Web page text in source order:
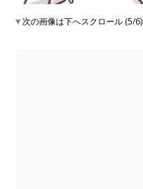
▼次の画像は下へスクロール (5/6)